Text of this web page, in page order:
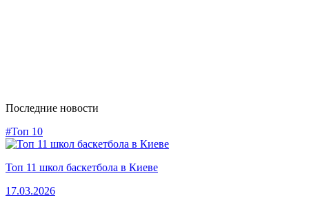
Последние новости
#Топ 10
Топ 11 школ баскетбола в Киеве
17.03.2026